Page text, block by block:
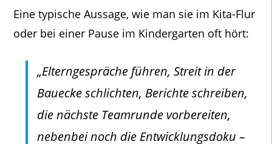
Eine typische Aussage, wie man sie im Kita-Flur
oder bei einer Pause im Kindergarten oft hört:
„Elterngespräche führen, Streit in der
Bauecke schlichten, Berichte schreiben,
die nächste Teamrunde vorbereiten,
nebenbei noch die Entwicklungsdoku –